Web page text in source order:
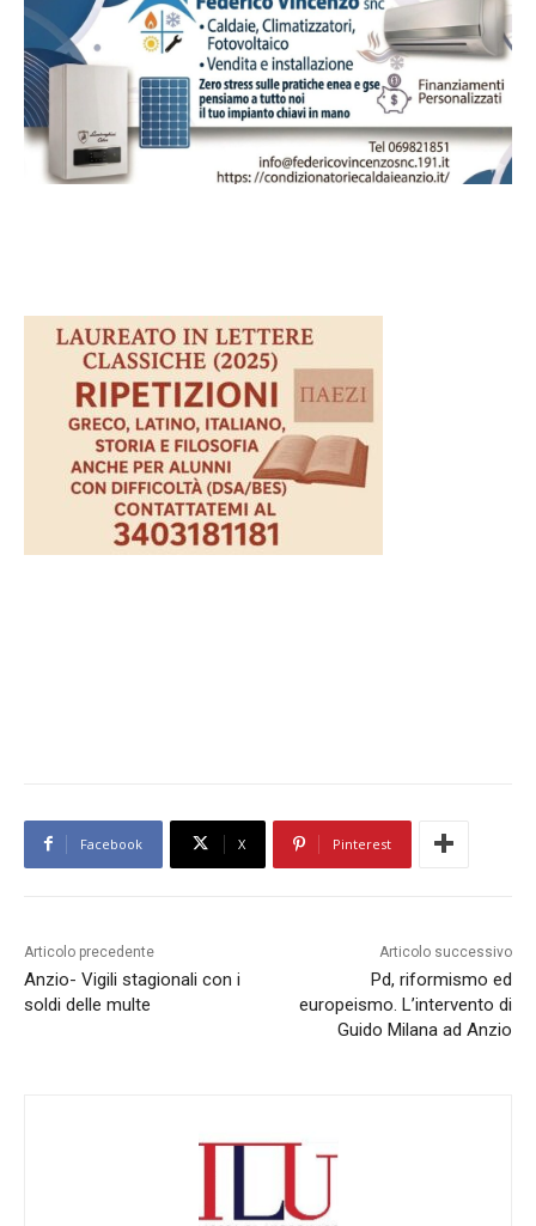
Facebook X Pinterest
Articolo precedente
Anzio- Vigili stagionali con i
soldi delle multe
Articolo successivo
Pd, riformismo ed
europeismo. L’intervento di
Guido Milana ad Anzio